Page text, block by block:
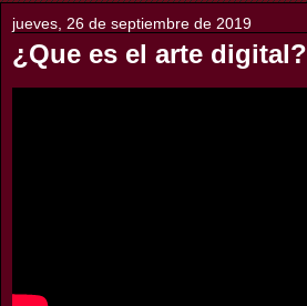
jueves, 26 de septiembre de 2019
¿Que es el arte digital?